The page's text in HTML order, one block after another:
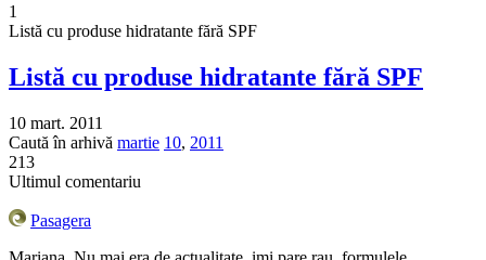
1
Listă cu produse hidratante fără SPF
Listă cu produse hidratante fără SPF
10 mart. 2011
Caută în arhivă martie 10, 2011
213
Ultimul comentariu
Pasagera